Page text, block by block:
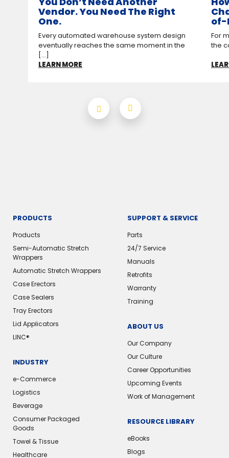
Vendor. You Need The Right
One.
Every automated warehouse system design
eventually reaches the same moment in the
[...]
LEARN MORE
of-
For
the
PRODUCTS
Products
Semi-Automatic Stretch
Wrappers
Automatic Stretch Wrappers
Case Erectors
Case Sealers
Tray Erectors
Lid Applicators
LINC®️
INDUSTRY
e-Commerce
Logistics
Beverage
Consumer Packaged
Goods
Towel & Tissue
Healthcare
SUPPORT & SERVICE
Parts
24/7 Service
Manuals
Retrofits
Warranty
Training
ABOUT US
Our Company
Our Culture
Career Opportunities
Upcoming Events
Work of Management
RESOURCE LIBRARY
eBooks
Blogs